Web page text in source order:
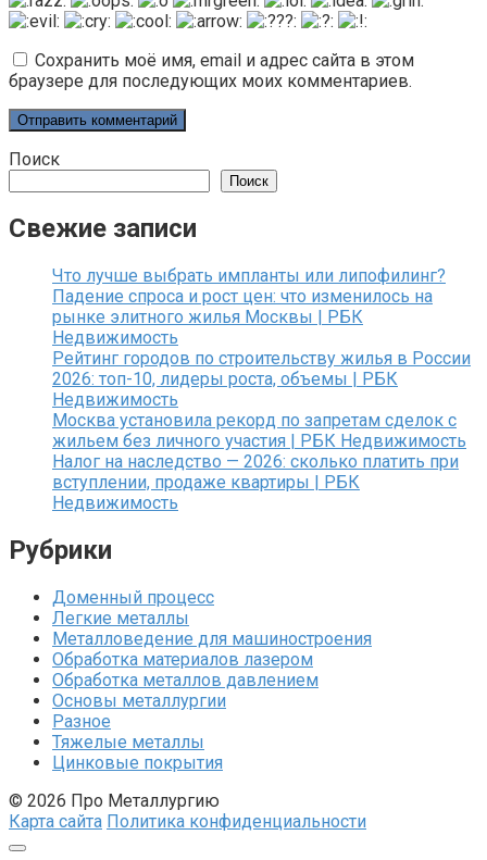
Сохранить моё имя, email и адрес сайта в этом
браузере для последующих моих комментариев.
Поиск
Поиск
Свежие записи
Что лучше выбрать импланты или липофилинг?
Падение спроса и рост цен: что изменилось на
рынке элитного жилья Москвы | РБК
Недвижимость
Рейтинг городов по строительству жилья в России
2026: топ-10, лидеры роста, объемы | РБК
Недвижимость
Москва установила рекорд по запретам сделок с
жильем без личного участия | РБК Недвижимость
Налог на наследство — 2026: сколько платить при
вступлении, продаже квартиры | РБК
Недвижимость
Рубрики
Доменный процесс
Легкие металлы
Металловедение для машиностроения
Обработка материалов лазером
Обработка металлов давлением
Основы металлургии
Разное
Тяжелые металлы
Цинковые покрытия
© 2026 Про Металлургию
Карта сайта Политика конфиденциальности